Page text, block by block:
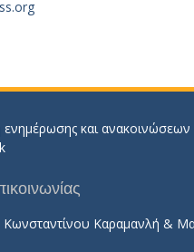
και ανακοινώσεων
Κωνσταντίνου Καραμανλή &